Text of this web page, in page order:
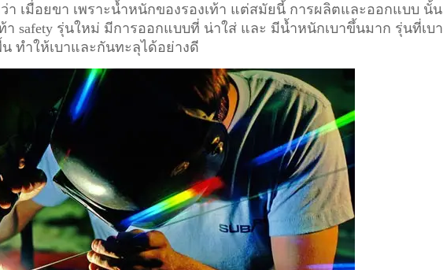
า เมื่อยขา เพราะน้ำหนักของรองเท้า แต่สมัยนี้ การผลิตและออกแบบ นั้น
safety รุ่นใหม่ มีการออกแบบที่ น่าใส่ และ มีน้ำหนักเบาขึ้นมาก รุ่นที่เบา
ทำให้เบาและกันทะลุได้อย่างดี